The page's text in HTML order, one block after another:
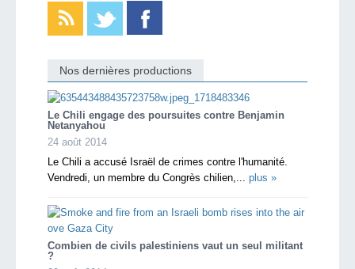
Nos dernières productions
Le Chili engage des poursuites contre Benjamin
Netanyahou
24 août 2014
Le Chili a accusé Israël de crimes contre l'humanité.
Vendredi, un membre du Congrès chilien,... plus »
Combien de civils palestiniens vaut un seul militant
?